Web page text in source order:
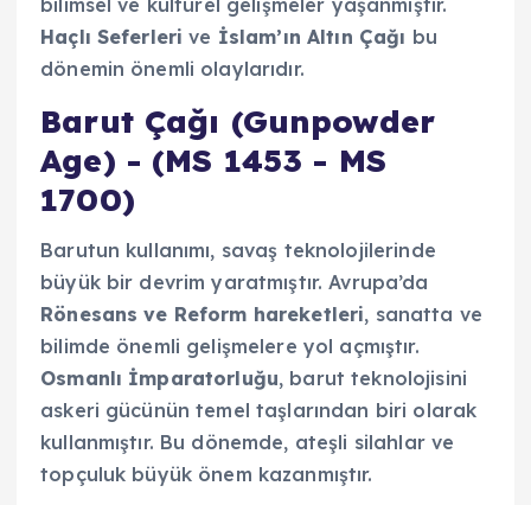
bilimsel ve kültürel gelişmeler yaşanmıştır.
Haçlı Seferleri ve İslam’ın Altın Çağı bu
dönemin önemli olaylarıdır.
Barut Çağı (Gunpowder
Age) - (MS 1453 - MS
1700)
Barutun kullanımı, savaş teknolojilerinde
büyük bir devrim yaratmıştır. Avrupa’da
Rönesans ve Reform hareketleri, sanatta ve
bilimde önemli gelişmelere yol açmıştır.
Osmanlı İmparatorluğu, barut teknolojisini
askeri gücünün temel taşlarından biri olarak
kullanmıştır. Bu dönemde, ateşli silahlar ve
topçuluk büyük önem kazanmıştır.